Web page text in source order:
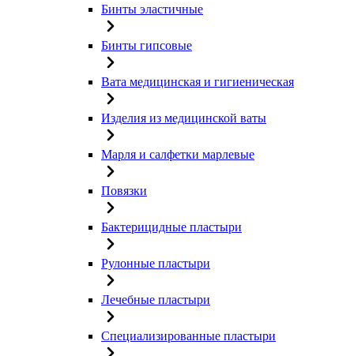
Бинты эластичные
Бинты гипсовые
Вата медицинская и гигиеническая
Изделия из медицинской ваты
Марля и салфетки марлевые
Повязки
Бактерицидные пластыри
Рулонные пластыри
Лечебные пластыри
Специализированные пластыри